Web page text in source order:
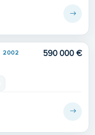
2002 590 000 €